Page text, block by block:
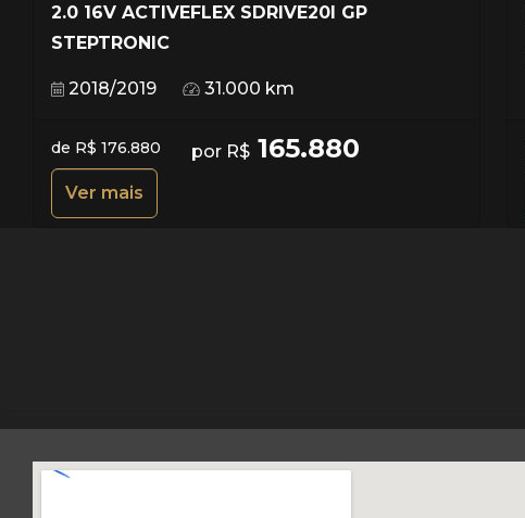
2.0 16V ACTIVEFLEX SDRIVE20I GP
STEPTRONIC
2018/2019 31.000 km
de R$ 176.880 por R$ 165.880
Ver mais